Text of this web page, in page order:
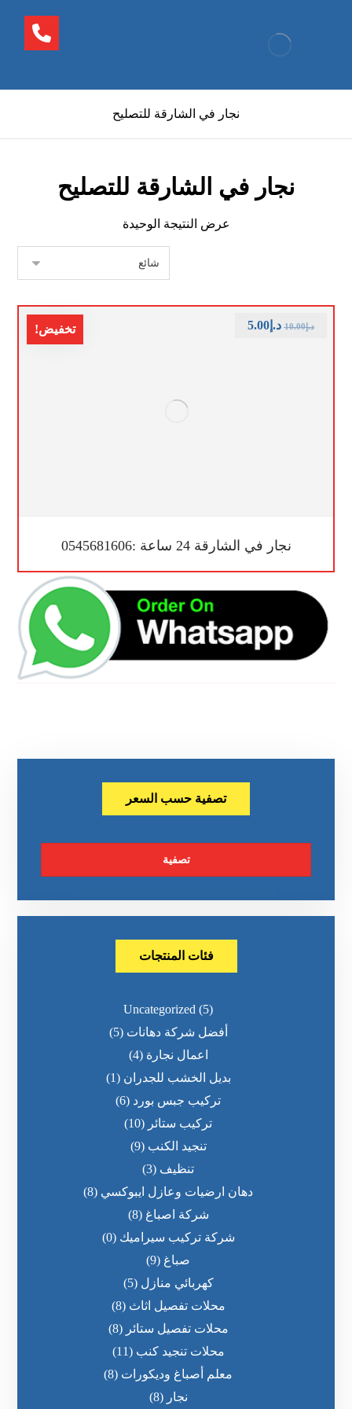
نجار في الشارقة للتصليح
نجار في الشارقة للتصليح
عرض النتيجة الوحيدة
تخفيض!
نجار في الشارقة 24 ساعة :0545681606
د.إ10.00 د.إ5.00
تصفية حسب السعر
تصفية
فئات المنتجات
Uncategorized (5)
أفضل شركة دهانات (5)
اعمال نجارة (4)
بديل الخشب للجدران (1)
تركيب جبس بورد (6)
تركيب ستائر (10)
تنجيد الكنب (9)
تنظيف (3)
دهان ارضيات وعازل ايبوكسي (8)
شركة اصباغ (8)
شركة تركيب سيراميك (0)
صباغ (9)
كهربائي منازل (5)
محلات تفصيل اثاث (8)
محلات تفصيل ستائر (8)
محلات تنجيد كنب (11)
معلم أصباغ وديكورات (8)
نجار (8)